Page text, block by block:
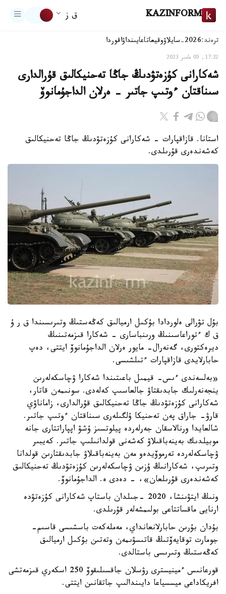
KAZINFORM ق ز
ترەند:2026-سايلاۋ وقيعاتاعايىنداۋاقوردا
17:22, 05 مامىر 2023
شەكارانى كۇزەتۋدىڭ جاڭا تەحنيكالىق قۇرالدارى
سىناقتان ءوتىپ جاتىر - ەرلان الداجۇمانوۆ
استانا. قازاقپارات - شەكارانى كۇزەتۋدىڭ جاڭا تەحنيكالىق
كەشەندەرى قۇرىلدى.
بۇل تۋرالى ەلوردادا بۇكىل ارميالىق كەڭەستىڭ وتىرىسىندا ق ر ۇ
ق ك ءتوراعاسىنىڭ ورىنباسارى - شەكارا قىزمەتىنىڭ
ديرەكتورى، گەنەرال- مايور ەرلان الداجۇمانوۆ ايتتى، دەپ
حابارلايدى قازاقپارات ءتىلشىسى.
«بەلسەندى ءىس- قيمىل باعىتىندا شەكارا ۋچاسكەلەرىن
ينجەنەرلىك جابدىقتاۋ جالعاسىپ كەلەدى. سونىمەن قاتار،
شەكارانى كۇزەتۋدىڭ جاڭا تەحنيكالىق قۇرالدارى، زاماناۋي
قارۋ- جاراق پەن تەحنيكا ۇلگىلەرى سىناقتان ءوتىپ جاتىر.
شالعايدا ورنالاسقان جەرلەردە پيلوتسىز ۇشۋ اپپاراتتارى جانە
موبيلدىك بەينەباقىلاۋ كەشەنى قولدانىلىپ جاتىر. كەيبىر
ۋچاسكەلەردە تەرموۆيدەو مەن بەينەباقىلاۋ جابدىقتارىن قولدانا
وتىرىپ، شەكارانىڭ ۇزىن ۋچاسكەلەرىن كۇزەتۋدىڭ تەحنيكالىق
كەشەندەرى قۇرىلعان»، - دەدى ە. الداجۇمانوۆ.
ونىڭ ايتۋىنشا، 2020 -جىلدان باستاپ شەكارانى كۇزەتۋدە
ارنايى ماقساتتاعى بولىمشەلەر قۇرىلدى.
بۇدان بۇرىن حابارلانعانداي، مەملەكەت باسشىسى قاسىم-
جومارت توقايەۆتىڭ قاتىسۋىمەن وتەتىن بۇكىل ارميالىق
كەڭەستىڭ وتىرىسى باستالدى.
قورعانىس ءمينيسترى رۋسلان جاقسىلىقوۆ 250 اسكەري قىزمەتشى
افريكاداعى ميسسياعا دايىندالىپ جاتقانىن ايتتى.